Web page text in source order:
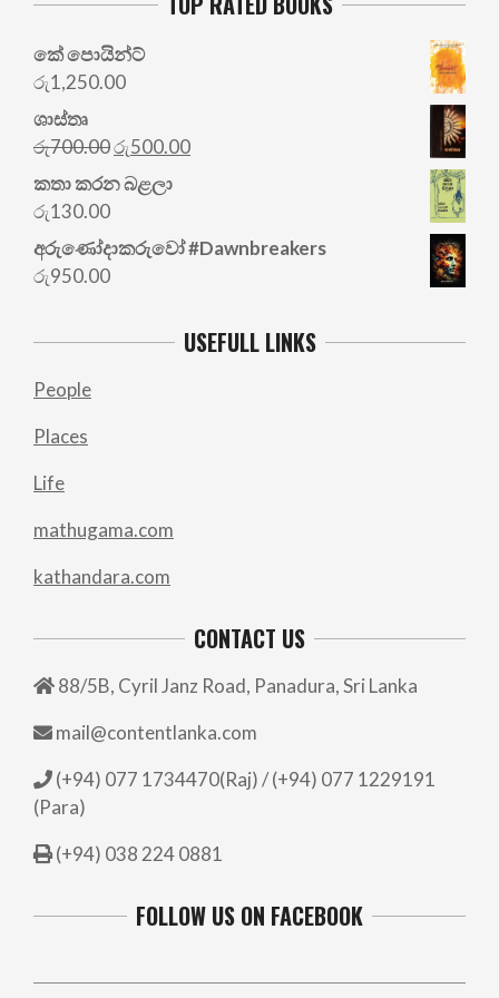
කේ පොයින්ට්
රු1,250.00
ශාස්තෘ
රු700.00Original
price
was:
රු500.00Current
කතා කරන බළලා
රු130.00
අරු‍ණෝදාකරුවෝ #Dawnbreakers
රු950.00
USEFULL LINKS
People
Places
Life
mathugama.com
kathandara.com
CONTACT US
88/5B, Cyril Janz Road, Panadura, Sri Lanka
mail@contentlanka.com
(+94) 077 1734470(Raj) / (+94) 077 1229191
(Para)
(+94) 038 224 0881
FOLLOW US ON FACEBOOK